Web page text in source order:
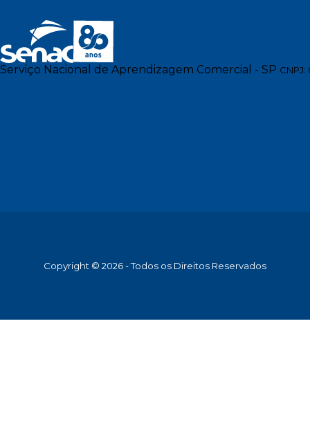
Serviço Nacional de Aprendizagem Comercial - SP
Copyright © 2026 - Todos os Direitos Reservados